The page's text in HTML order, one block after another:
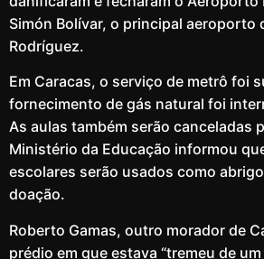
Simón Bolívar, o principal aeroporto
Rodríguez.
Em Caracas, o serviço de metrô foi
fornecimento de gás natural foi
As aulas também serão canceladas
Ministério da Educação informou
escolares serão usados ​​como
doação.
Roberto Gamas, outro morador de
prédio em que estava “tremeu de